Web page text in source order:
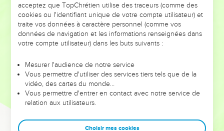
DE L’ANNÉE !
ET SI LEURS ERREURS POUVAIENT VOUS ÉVITER LES
VOTRES ?
leur foi ou leur vision. Mais on voit moins les doutes, les erreurs
et les saisons difficiles qu'ils ont traversés, alors même que ce
sont elles qui les ont façonnés.
Dans cette conférence, leaders, entrepreneurs, et responsables
clés pour avancer avec plus de sagesse afin que leurs erreurs
acceptez que TopChrétien utilise des traceurs (comme des
cookies ou l'identifiant unique de votre compte utilisateur) et
traite vos données à caractère personnel (comme vos
données de navigation et les informations renseignées dans
votre compte utilisateur) dans les buts suivants :
Mesurer l'audience de notre service
Vous permettre d'utiliser des services tiers tels que de la
vidéo, des cartes du monde…
Vous permettre d'entrer en contact avec notre service de
relation aux utilisateurs.
Choisir mes cookies